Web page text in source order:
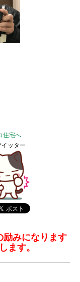
イッター
励みになります
ます。